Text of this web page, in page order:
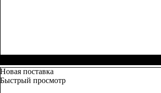
Новая поставка
Быстрый просмотр